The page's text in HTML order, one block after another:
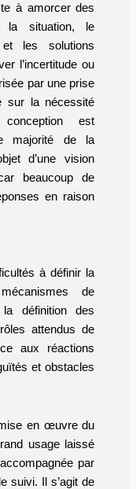
à amorcer des
situation, le
et les solutions
l’incertitude ou
par une prise
sur la nécessité
est
majorité de la
d’une vision
beaucoup de
en raison
à définir la
de
définition des
attendus de
aux réactions
et obstacles
en œuvre du
usage laissé
par
suivi. Il s’agit de